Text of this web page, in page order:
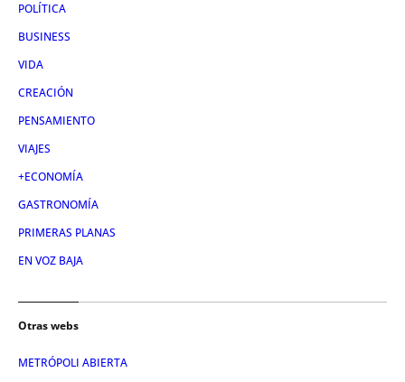
POLÍTICA
BUSINESS
VIDA
CREACIÓN
PENSAMIENTO
VIAJES
+ECONOMÍA
GASTRONOMÍA
PRIMERAS PLANAS
EN VOZ BAJA
Otras webs
METRÓPOLI ABIERTA